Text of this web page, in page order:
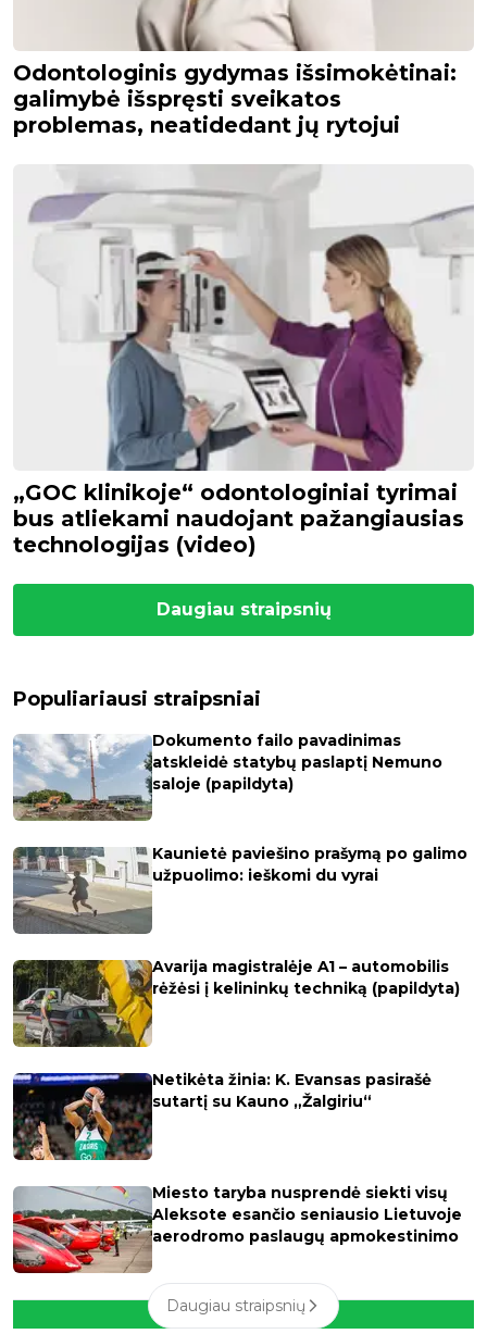
Odontologinis gydymas išsimokėtinai:
galimybė išspręsti sveikatos
problemas, neatidedant jų rytojui
„GOC klinikoje“ odontologiniai tyrimai
bus atliekami naudojant pažangiausias
technologijas (video)
Daugiau straipsnių
Populiariausi straipsniai
Dokumento failo pavadinimas
atskleidė statybų paslaptį Nemuno
saloje (papildyta)
Kaunietė paviešino prašymą po galimo
užpuolimo: ieškomi du vyrai
Avarija magistralėje A1 – automobilis
rėžėsi į kelininkų techniką (papildyta)
Netikėta žinia: K. Evansas pasirašė
sutartį su Kauno „Žalgiriu“
Miesto taryba nusprendė siekti visų
Aleksote esančio seniausio Lietuvoje
aerodromo paslaugų apmokestinimo
Daugiau straipsnių